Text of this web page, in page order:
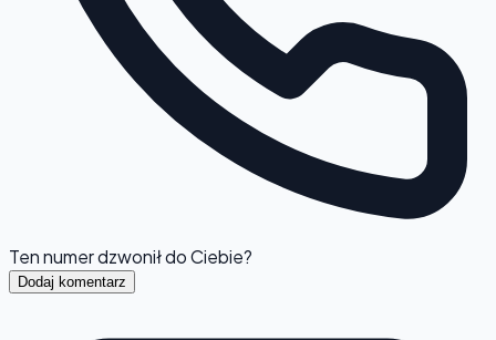
Ten numer dzwonił do Ciebie?
Dodaj komentarz